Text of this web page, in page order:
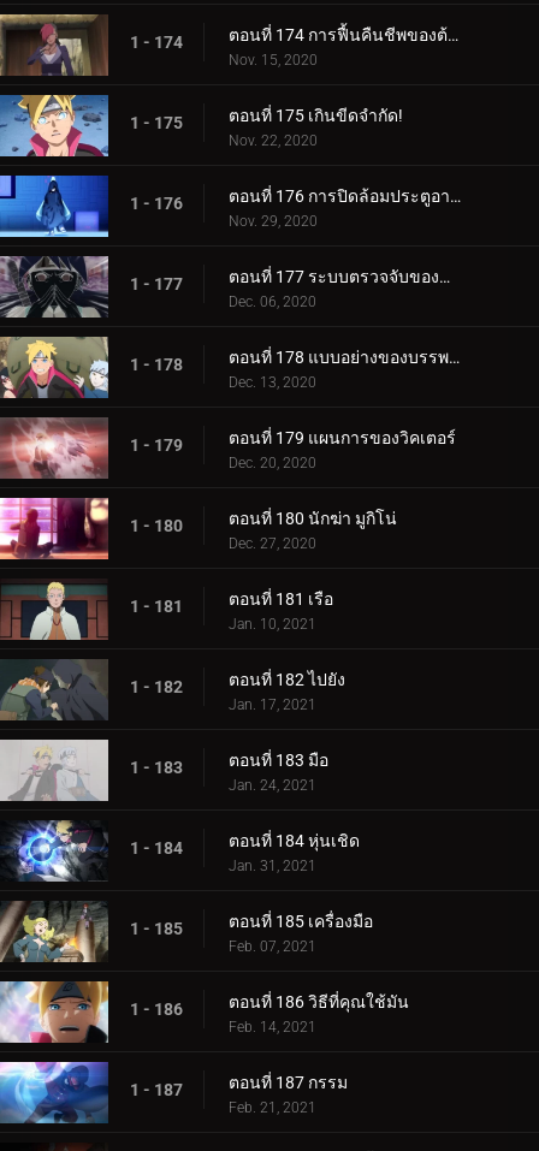
1 - 174 ตอนที่ 174 การฟื้นคืนชีพของต้นไม้ศักดิ์สิทธิ์
Nov. 15, 2020
1 - 175 ตอนที่ 175 เกินขีดจำกัด!
Nov. 22, 2020
1 - 176 ตอนที่ 176 การปิดล้อมประตูอาอุน!
Nov. 29, 2020
1 - 177 ตอนที่ 177 ระบบตรวจจับของกำแพงเหล็ก
Dec. 06, 2020
1 - 178 ตอนที่ 178 แบบอย่างของบรรพบุรุษของเรา
Dec. 13, 2020
1 - 179 ตอนที่ 179 แผนการของวิคเตอร์
Dec. 20, 2020
1 - 180 ตอนที่ 180 นักฆ่า มูกิโน่
Dec. 27, 2020
1 - 181 ตอนที่ 181 เรือ
Jan. 10, 2021
1 - 182 ตอนที่ 182 ไปยัง
Jan. 17, 2021
1 - 183 ตอนที่ 183 มือ
Jan. 24, 2021
1 - 184 ตอนที่ 184 หุ่นเชิด
Jan. 31, 2021
1 - 185 ตอนที่ 185 เครื่องมือ
Feb. 07, 2021
1 - 186 ตอนที่ 186 วิธีที่คุณใช้มัน
Feb. 14, 2021
1 - 187 ตอนที่ 187 กรรม
Feb. 21, 2021